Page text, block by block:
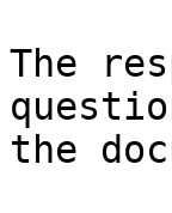
The
the